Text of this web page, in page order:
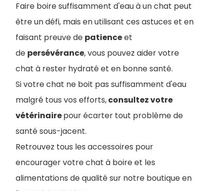
Faire boire suffisamment d'eau à un chat peut
être un défi, mais en utilisant ces astuces et en
faisant preuve de patienceet
de persévérance, vous pouvez aider votre
chat à rester hydraté et en bonne santé.
Si votre chat ne boit pas suffisamment d'eau
malgré tous vos efforts,consultez votre
vétérinairepour écarter tout problème de
santé sous-jacent.
Retrouvez tous les accessoires pour
encourager votre chat à boire et les
alimentations de qualité sur notre boutique en